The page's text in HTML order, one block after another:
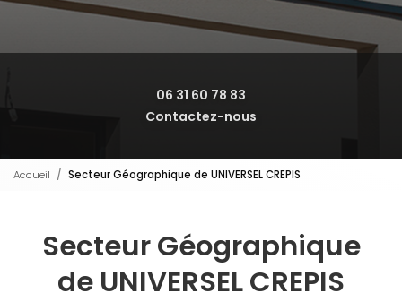
06 31 60 78 83
Contactez-nous
Accueil Secteur Géographique de UNIVERSEL CREPIS
Secteur Géographique
de UNIVERSEL CREPIS